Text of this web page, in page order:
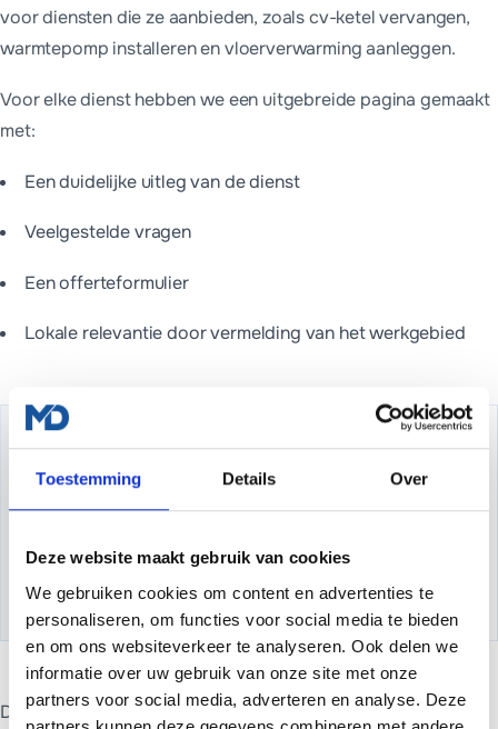
Toestemming Details Over
Deze website maakt gebruik van cookies
We gebruiken cookies om content en advertenties te
personaliseren, om functies voor social media te bieden
en om ons websiteverkeer te analyseren. Ook delen we
informatie over uw gebruik van onze site met onze
partners voor social media, adverteren en analyse. Deze
voor diensten die ze aanbieden, zoals cv-ketel vervangen,
warmtepomp installeren en vloerverwarming aanleggen.
Voor elke dienst hebben we een uitgebreide pagina gemaakt
met:
Een duidelijke uitleg van de dienst
Veelgestelde vragen
Een offerteformulier
Lokale relevantie door vermelding van het werkgebied
Wil je dit soort tips in je inbox?
Ontvang af en toe een praktisch artikel over websites,
SEO en online groeien.
Geen spam · Altijd uitschrijven
Daarnaast hebben we het Google Bedrijfsprofiel volledig